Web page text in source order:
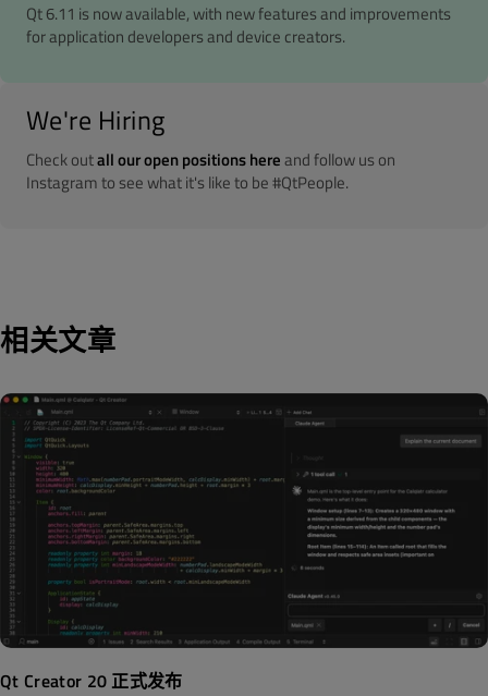
Qt 6.11 is now available, with new features and improvements
for application developers and device creators.
We're Hiring
Check outall our open positions hereand follow us on
Instagram to see what it's like to be #QtPeople.
相关文章
Qt Creator 20 正式发布